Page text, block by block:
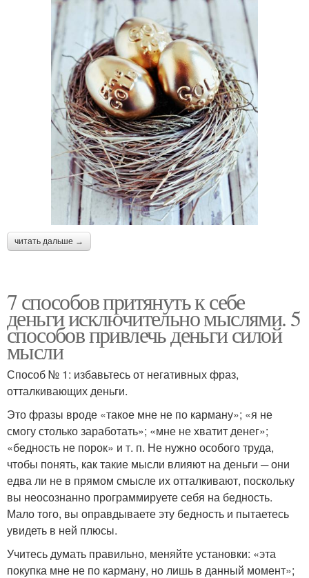
читать дальше →
7 способов притянуть к себе
деньги исключительно мыслями. 5
способов привлечь деньги силой
мысли
Способ № 1: избавьтесь от негативных фраз,
отталкивающих деньги.
Это фразы вроде «такое мне не по карману»; «я не
смогу столько заработать»; «мне не хватит денег»;
«бедность не порок» и т. п. Не нужно особого труда,
чтобы понять, как такие мысли влияют на деньги ─ они
едва ли не в прямом смысле их отталкивают, поскольку
вы неосознанно программируете себя на бедность.
Мало того, вы оправдываете эту бедность и пытаетесь
увидеть в ней плюсы.
Учитесь думать правильно, меняйте установки: «эта
покупка мне не по карману, но лишь в данный момент»;